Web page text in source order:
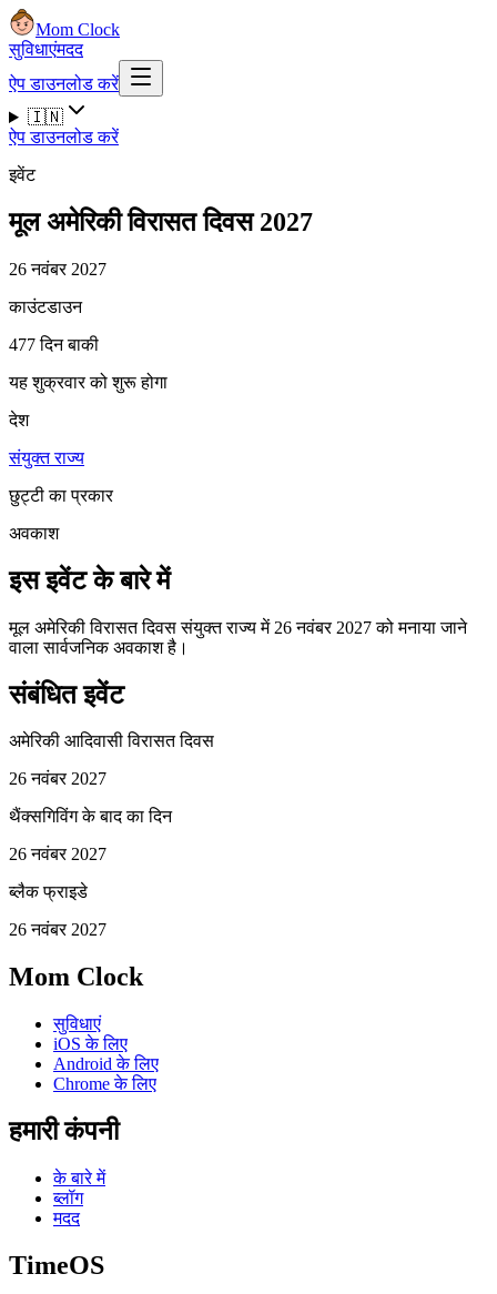
Mom Clock
सुविधाएंमदद
ऐप डाउनलोड करें
🇮🇳
ऐप डाउनलोड करें
इवेंट
मूल अमेरिकी विरासत दिवस 2027
26 नवंबर 2027
काउंटडाउन
477 दिन बाकी
यह शुक्रवार को शुरू होगा
देश
संयुक्त राज्य
छुट्टी का प्रकार
अवकाश
इस इवेंट के बारे में
मूल अमेरिकी विरासत दिवस संयुक्त राज्य में 26 नवंबर 2027 को मनाया जाने
वाला सार्वजनिक अवकाश है।
संबंधित इवेंट
अमेरिकी आदिवासी विरासत दिवस
26 नवंबर 2027
थैंक्सगिविंग के बाद का दिन
26 नवंबर 2027
ब्लैक फ्राइडे
26 नवंबर 2027
Mom Clock
सुविधाएं
iOS के लिए
Android के लिए
Chrome के लिए
हमारी कंपनी
के बारे में
ब्लॉग
मदद
TimeOS